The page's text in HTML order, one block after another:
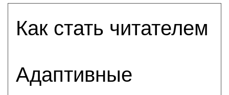
Как стать читателем
Адаптивные